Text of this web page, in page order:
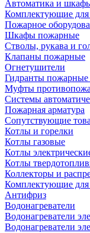
Автоматика и
Комплектующие для
Пожарное
Шкафы пожарные
Стволы, рукава и
Клапаны пожарные
Огнетушители
Гидранты пожарные
Муфты
Системы
Пожарная арматура
Сопутствующие
Котлы и горелки
Котлы газовые
Котлы
Котлы
Коллекторы и
Комплектующие для
Антифриз
Водонагреватели
Водонагреватели
Водонагреватели